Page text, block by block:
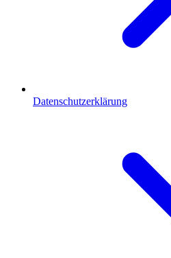
Datenschutzerklärung